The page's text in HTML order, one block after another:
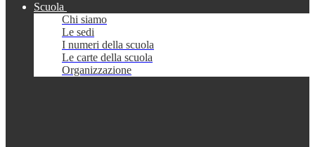
Scuola
Chi siamo
Le sedi
I numeri della scuola
Le carte della scuola
Organizzazione